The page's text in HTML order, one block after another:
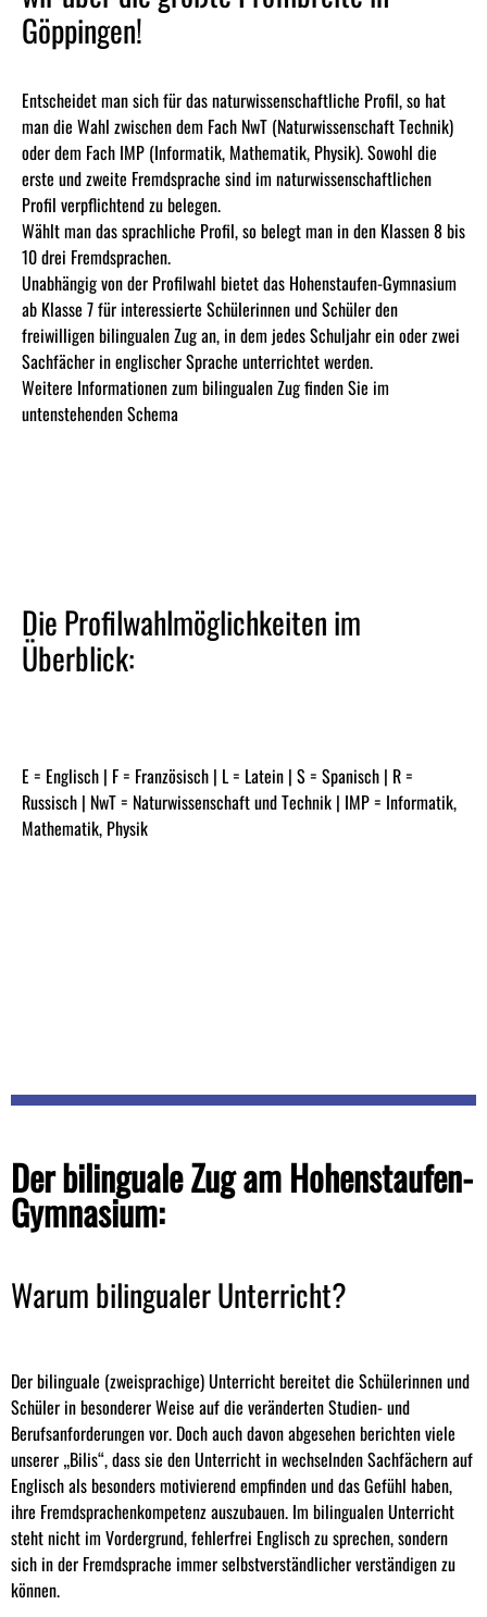
Göppingen!
Entscheidet man sich für das naturwissenschaftliche Profil, so hat
man die Wahl zwischen dem Fach NwT (Naturwissenschaft Technik)
oder dem Fach IMP (Informatik, Mathematik, Physik). Sowohl die
erste und zweite Fremdsprache sind im naturwissenschaftlichen
Profil verpflichtend zu belegen.
Wählt man das sprachliche Profil, so belegt man in den Klassen 8 bis
10 drei Fremdsprachen.
Unabhängig von der Profilwahl bietet das Hohenstaufen-Gymnasium
ab Klasse 7 für interessierte Schülerinnen und Schüler den
freiwilligen bilingualen Zug an, in dem jedes Schuljahr ein oder zwei
Sachfächer in englischer Sprache unterrichtet werden.
Weitere Informationen zum bilingualen Zug finden Sie im
untenstehenden Schema
Die Profilwahlmöglichkeiten im
Überblick:
E = Englisch | F = Französisch | L = Latein | S = Spanisch | R =
Russisch | NwT = Naturwissenschaft und Technik | IMP = Informatik,
Mathematik, Physik
Der bilinguale Zug am Hohenstaufen-
Gymnasium:
Warum bilingualer Unterricht?
Der bilinguale (zweisprachige) Unterricht bereitet die Schülerinnen und
Schüler in besonderer Weise auf die veränderten Studien- und
Berufsanforderungen vor. Doch auch davon abgesehen berichten viele
unserer „Bilis“, dass sie den Unterricht in wechselnden Sachfächern auf
Englisch als besonders motivierend empfinden und das Gefühl haben,
ihre Fremdsprachenkompetenz auszubauen. Im bilingualen Unterricht
steht nicht im Vordergrund, fehlerfrei Englisch zu sprechen, sondern
sich in der Fremdsprache immer selbstverständlicher verständigen zu
können.